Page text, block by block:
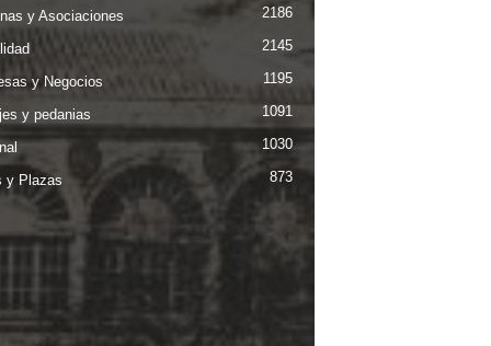
y Asociaciones 2186
2145
y Negocios 1195
y pedanias 1091
1030
y Plazas 873